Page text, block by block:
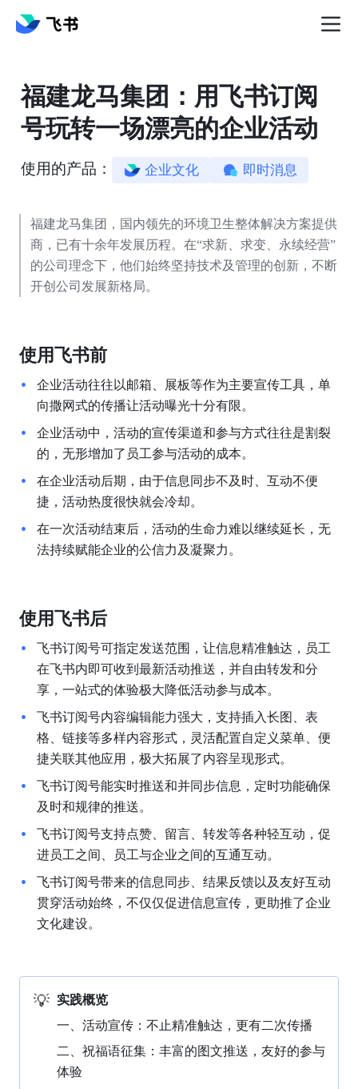
福建龙马集团：用飞书订阅
号玩转一场漂亮的企业活动
使用的产品： 企业文化 即时消息
福建龙马集团，国内领先的环境卫生整体解决方案提供
商，已有十余年发展历程。在“求新、求变、永续经营”
的公司理念下，他们始终坚持技术及管理的创新，不断
开创公司发展新格局。
使用飞书前
企业活动往往以邮箱、展板等作为主要宣传工具，单
向撒网式的传播让活动曝光十分有限。
企业活动中，活动的宣传渠道和参与方式往往是割裂
的，无形增加了员工参与活动的成本。
在企业活动后期，由于信息同步不及时、互动不便
捷，活动热度很快就会冷却。
在一次活动结束后，活动的生命力难以继续延长，无
法持续赋能企业的公信力及凝聚力。
使用飞书后
飞书订阅号可指定发送范围，让信息精准触达，员工
在飞书内即可收到最新活动推送，并自由转发和分
享，一站式的体验极大降低活动参与成本。
飞书订阅号内容编辑能力强大，支持插入长图、表
格、链接等多样内容形式，灵活配置自定义菜单、便
捷关联其他应用，极大拓展了内容呈现形式。
飞书订阅号能实时推送和并同步信息，定时功能确保
及时和规律的推送。
飞书订阅号支持点赞、留言、转发等各种轻互动，促
进员工之间、员工与企业之间的互通互动。
飞书订阅号带来的信息同步、结果反馈以及友好互动
贯穿活动始终，不仅仅促进信息宣传，更助推了企业
文化建设。
💡 实践概览
一、活动宣传：不止精准触达，更有二次传播
二、祝福语征集：丰富的图文推送，友好的参与
体验